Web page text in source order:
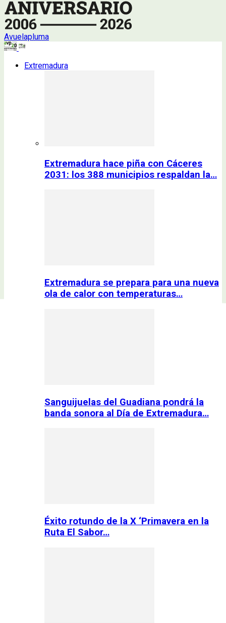
Avuelapluma
Extremadura
Extremadura hace piña con Cáceres
2031: los 388 municipios respaldan la…
Extremadura se prepara para una nueva
ola de calor con temperaturas…
Sanguijuelas del Guadiana pondrá la
banda sonora al Día de Extremadura…
Éxito rotundo de la X ‘Primavera en la
Ruta El Sabor…